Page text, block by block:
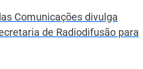
Comunicações divulga
de Radiodifusão para